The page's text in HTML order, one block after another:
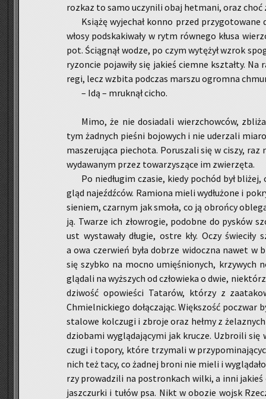
roz­kaz to samo uczy­ni­li obaj het­ma­ni, oraz choć
Ksią­żę wy­je­chał konno przed przy­go­to­wa­ne
włosy pod­ska­ki­wa­ły w rytm rów­ne­go kłusa
pot. Ścią­gnął wodze, po czym wy­tę­żył wzrok
ry­zon­cie po­ja­wi­ły się ja­kieś ciem­ne kształ­ty.
re­gi, lecz wzbi­ta pod­czas mar­szu ogrom­na
– Idą – mruk­nął cicho.
Mimo, że nie do­sia­da­li wierz­chow­ców,
tym żad­nych pie­śni bo­jo­wych i nie ude­rza­li
ma­sze­ru­ją­ca pie­cho­ta. Po­ru­sza­li się w ciszy,
wy­da­wa­nym przez to­wa­rzy­szą­ce im zwie­rzę­ta.
Po nie­dłu­gim cza­sie, kiedy po­chód był
gląd na­jeźdź­ców. Ra­mio­na mieli wy­dłu­żo­ne i
sie­niem, czar­nym jak smoła, co ją obroń­cy
ją. Twa­rze ich zło­wro­gie, po­dob­ne do py­sków
ust wy­sta­wa­ły dłu­gie, ostre kły. Oczy
a owa czer­wień była do­brze wi­docz­na nawet w
się szyb­ko na mocno umię­śnio­nych, krzy­wych
glą­da­li na wyż­szych od czło­wie­ka o dwie,
dzi­wość opo­wie­ści Ta­ta­rów, któ­rzy z
Chmiel­nic­kie­go do­łą­cza­jąc. Więk­szość po­czwar
sta­lo­we kol­czu­gi i zbro­je oraz hełmy z
dzio­ba­mi wy­glą­da­ją­cy­mi jak kru­cze. Uzbro­ili
czu­gi i to­po­ry, które trzy­ma­li w
nich też tacy, co żad­nej broni nie mieli i
rzy pro­wa­dzi­li na po­stron­kach wilki, a inni ja­kieś
jasz­czur­ki i tułów psa. Nikt w obo­zie wojsk